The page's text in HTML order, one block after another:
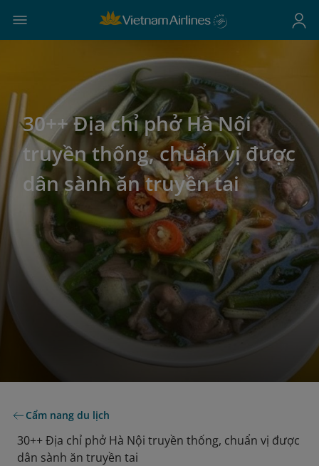
30++ Địa chỉ phở Hà Nội
truyền thống, chuẩn vị được
dân sành ăn truyền tai
Cẩm nang du lịch
30++ Địa chỉ phở Hà Nội truyền thống, chuẩn vị được
dân sành ăn truyền tai